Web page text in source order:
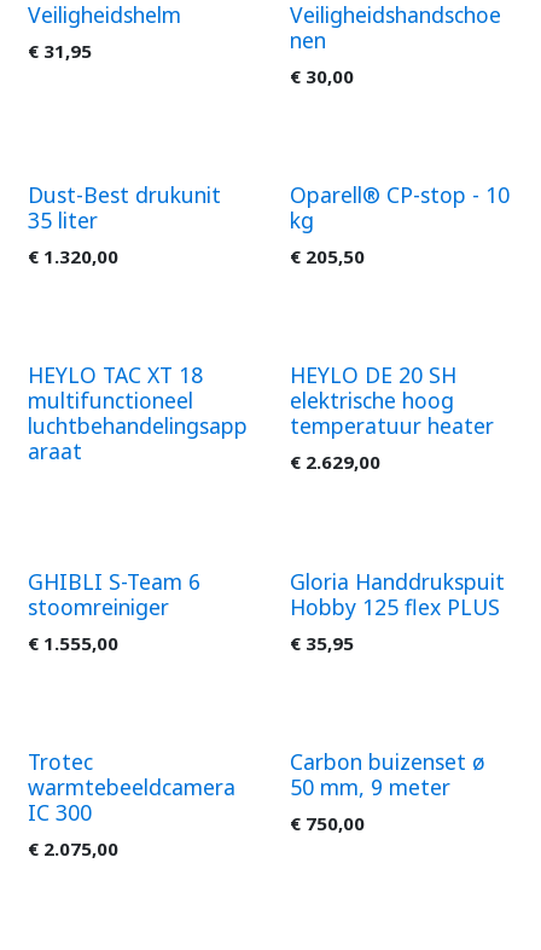
Veiligheidshelm
€ 31,95
Veiligheidshandschoe
nen
€ 30,00
Dust-Best drukunit
35 liter
€ 1.320,00
Oparell® CP-stop - 10
kg
€ 205,50
HEYLO TAC XT 18
multifunctioneel
luchtbehandelingsapp
araat
HEYLO DE 20 SH
elektrische hoog
temperatuur heater
€ 2.629,00
GHIBLI S-Team 6
stoomreiniger
€ 1.555,00
Gloria Handdrukspuit
Hobby 125 flex PLUS
€ 35,95
Trotec
warmtebeeldcamera
IC 300
€ 2.075,00
Carbon buizenset ø
50 mm, 9 meter
€ 750,00